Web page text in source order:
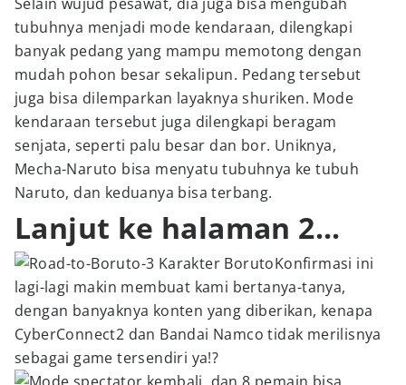
tubuhnya menjadi mode kendaraan, dilengkapi
banyak pedang yang mampu memotong dengan
mudah pohon besar sekalipun. Pedang tersebut
juga bisa dilemparkan layaknya shuriken. Mode
kendaraan tersebut juga dilengkapi beragam
senjata, seperti palu besar dan bor. Uniknya,
Mecha-Naruto bisa menyatu tubuhnya ke tubuh
Naruto, dan keduanya bisa terbang.
Lanjut ke halaman 2...
Konfirmasi ini
lagi-lagi makin membuat kami bertanya-tanya,
dengan banyaknya konten yang diberikan, kenapa
CyberConnect2 dan Bandai Namco tidak merilisnya
sebagai game tersendiri ya!?